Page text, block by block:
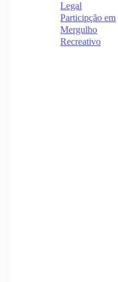
Legal
Participção em
Mergulho
Recreativo